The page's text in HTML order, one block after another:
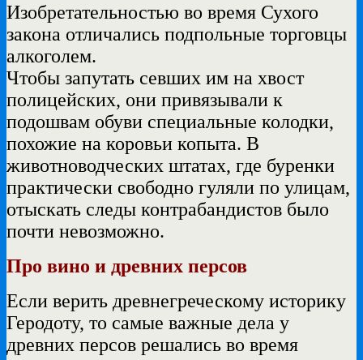
Изобретательностью во время Сухого
закона отличались подпольные торговцы
алкоголем.
Чтобы запутать севших им на хвост
полицейских, они привязывали к
подошвам обуви специальные колодки,
похожие на коровьи копыта. В
животноводческих штатах, где буренки
практически свободно гуляли по улицам,
отыскать следы контрабандистов было
почти невозможно.
Про вино и древних персов
Если верить древнегреческому историку
Геродоту, то самые важные дела у
древних персов решались во время